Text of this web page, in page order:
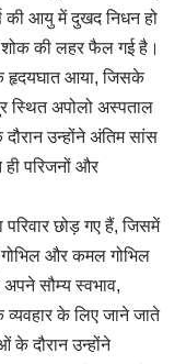
की आयु में दुखद निधन हो
की लहर फैल गई है।
हृदयघात आया, जिसके
स्थित अपोलो अस्पताल
दौरान उन्होंने अंतिम सांस
परिजनों और
परिवार छोड़ गए हैं, जिसमें
और कमल गोभिल
सौम्य स्वभाव,
व्यवहार के लिए जाने जाते
के दौरान उन्होंने